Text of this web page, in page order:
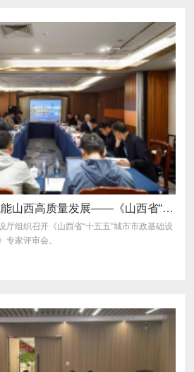
科学谋划市政设施 赋能山西高质量发展——《山西省“十五五”市政基础设施建设规划（征求意见稿）》专家评审会顺利召开
专家评审会。